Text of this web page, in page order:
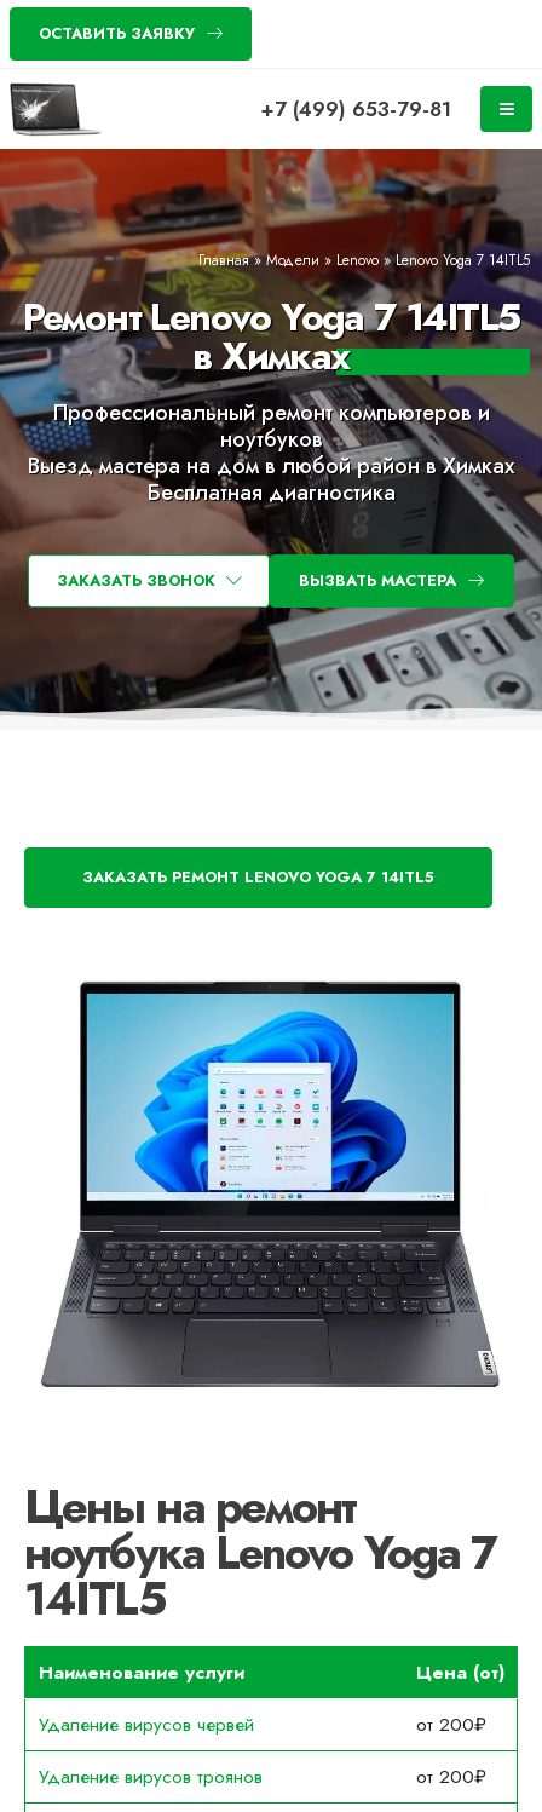
ОСТАВИТЬ ЗАЯВКУ
+7 (499) 653-79-81
Главная»Модели » Lenovo »Lenovo Yoga 7 14ITL5
Ремонт Lenovo Yoga 7 14ITL5
в Химках
Профессиональный ремонт компьютеров и
ноутбуков
Выезд мастера на дом в любой район в Химках
Бесплатная диагностика
ЗАКАЗАТЬ ЗВОНОК ВЫЗВАТЬ МАСТЕРА
ЗАКАЗАТЬ РЕМОНТ LENOVO YOGA 7 14ITL5
Цены на ремонт
ноутбука Lenovo Yoga 7
14ITL5
Наименование услуги
Цена (от)
Удаление вирусов червей
от 200₽
Удаление вирусов троянов
от 200₽